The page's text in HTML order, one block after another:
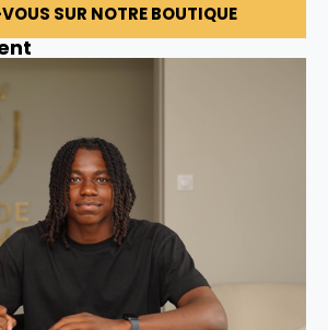
SUR NOTRE BOUTIQUE